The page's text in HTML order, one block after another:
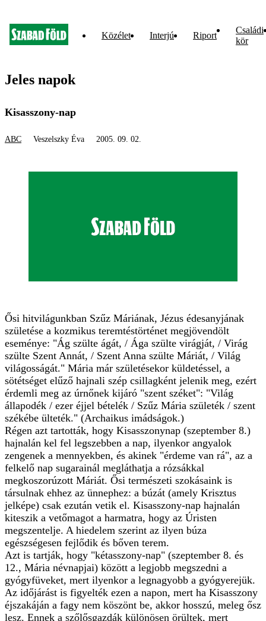
Közélet Interjú Riport
Családi
kör
Jeles napok
Kisasszony-nap
ABC Veszelszky Éva 2005. 09. 02.
Ősi hitvilágunkban Szűz Máriának, Jézus édesanyjának
születése a kozmikus teremtéstörténet megjövendölt
eseménye: "Ág szülte ágát, / Ága szülte virágját, / Virág
szülte Szent Annát, / Szent Anna szülte Máriát, / Világ
világosságát." Mária már születésekor küldetéssel, a
sötétséget elűző hajnali szép csillagként jelenik meg, ezért
érdemli meg az úrnőnek kijáró "szent széket": "Világ
állapodék / ezer éjjel bételék / Szűz Mária születék / szent
székébe ülteték." (Archaikus imádságok.)
Régen azt tartották, hogy Kisasszonynap (szeptember 8.)
hajnalán kel fel legszebben a nap, ilyenkor angyalok
zengenek a mennyekben, és akinek "érdeme van rá", az a
felkelő nap sugarainál megláthatja a rózsákkal
megkoszorúzott Máriát. Ősi természeti szokásaink is
társulnak ehhez az ünnephez: a búzát (amely Krisztus
jelképe) csak ezután vetik el. Kisasszony-nap hajnalán
kiteszik a vetőmagot a harmatra, hogy az Úristen
megszentelje. A hiedelem szerint az ilyen búza
egészségesen fejlődik és bőven terem.
Azt is tartják, hogy "kétasszony-nap" (szeptember 8. és
12., Mária névnapjai) között a legjobb megszedni a
gyógyfüveket, mert ilyenkor a legnagyobb a gyógyerejük.
Az időjárást is figyelték ezen a napon, mert ha Kisasszony
éjszakáján a fagy nem köszönt be, akkor hosszú, meleg ősz
lesz. Ennek a szőlősgazdák különösen örültek, mert